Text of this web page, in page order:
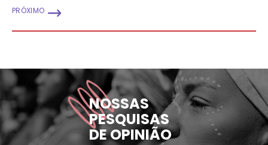
PRÓXIMO
NOSSAS
PESQUISAS
DE OPINIÃO